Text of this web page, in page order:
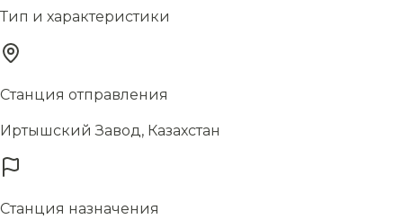
Тип и характеристики
Станция отправления
Иртышский Завод, Казахстан
Станция назначения